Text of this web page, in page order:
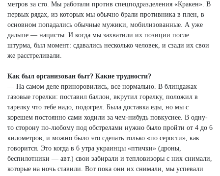
метров за сто. Мы работали против спецподразделения «Кракен». В
первых рядах, из которых мы обычно брали противника в плен, в
основном попадались обычные мужики, мобилизованные. А уже
дальше — нацисты. И когда мы захватили их позиции после
штурма, был момент: сдавались несколько человек, и сзади их свои
же расстреливали.
Как был организован быт? Какие трудности?
— На самом деле приноровились, все нормально. В блиндажах
газовые горелки: поставил баллон, вкрутил горелку, положил в
тарелку что тебе надо, подогрел. Была доставка еды, но мы с
корешем постоянно сами ходили за чем-нибудь повкуснее. В одну-
то сторону по-любому под обстрелами нужно было пройти от 4 до 6
километров, и можно было это сделать только «по серости», как
говорится. Это когда в 6 утра украинцы «птички» (дроны,
беспилотники — авт.) свои забирали и тепловизоры с них снимали,
которые на ночь ставили. Вот пока они их снимали, мы успевали